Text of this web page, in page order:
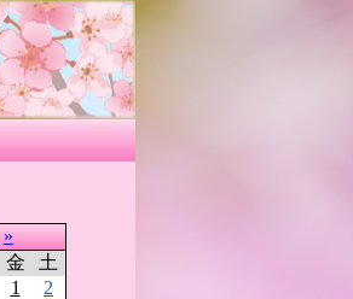
»
金
土
1
2